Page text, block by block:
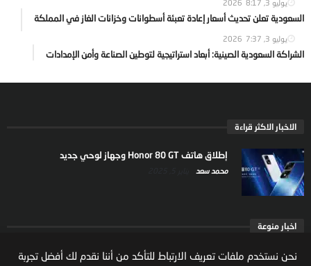
يوليو 3, 2026 8:17
السعودية تعلن تحديث أسعار إعادة تعبئة أسطوانات وخزانات الغاز في المملكة
يوليو 3, 2026 7:37
الشراكة السعودية الصينية: أبعاد استراتيجية لتوطين الصناعة وأمن الإمدادات
الاخبار الاكثر قراءة
إطلاق هاتف Honor 80 GT وجهاز لوحي جديد
محمد سعد
اخبار منوعة
ارتفاع ملكية المستثمرين الاجانب في السوق السعودية
نحن نستخدم ملفات تعريف الارتباط للتأكد من أننا نقدم لك أفضل تجربة